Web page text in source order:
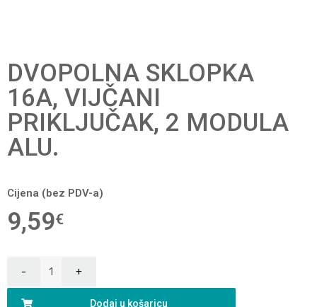
DVOPOLNA SKLOPKA
16A, VIJČANI
PRIKLJUČAK, 2 MODULA
ALU.
Cijena (bez PDV-a)
9,59€
Dodaj u košaricu